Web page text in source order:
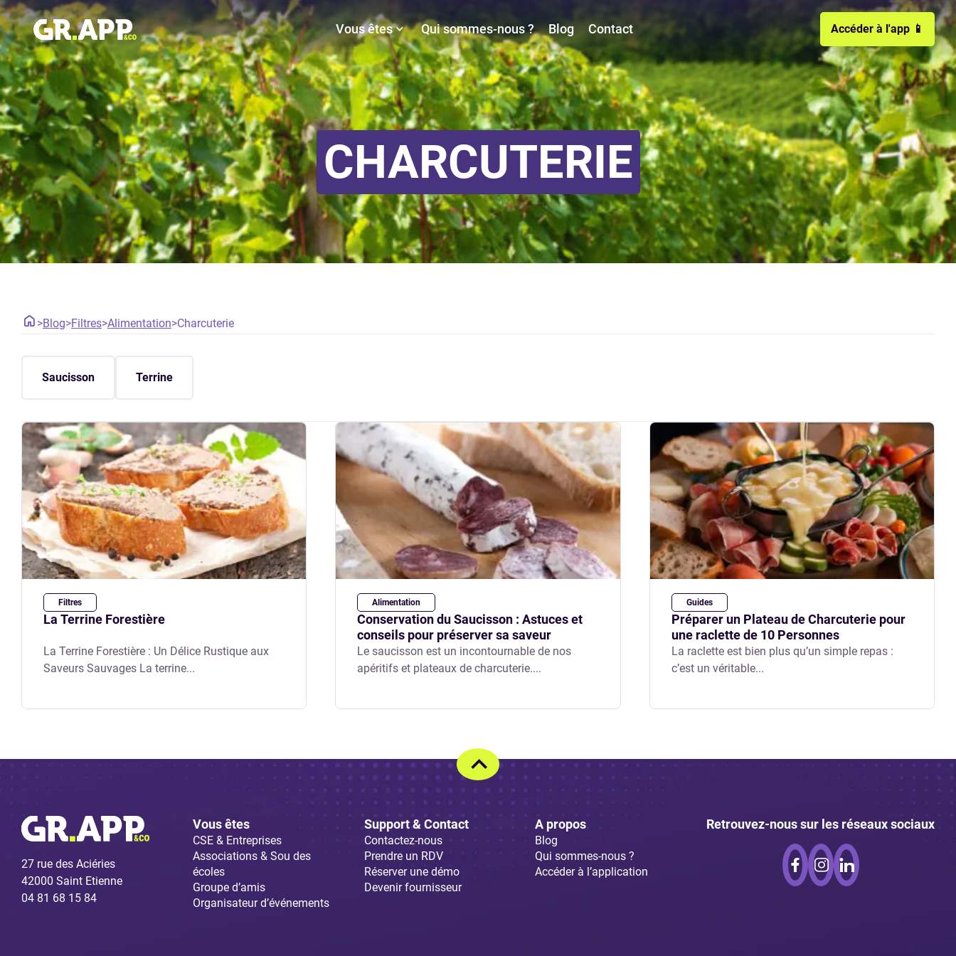
Vous êtes
🏢 CSE & Entreprises
Augmentez le pouvoir d'achat de vous et vos
🫶🏼 Associations & collectivités
La solution pour faire prospérer votre
association et ses membres
Qui sommes-nous ? Blog Contact Accéder à l'app 📱
CHARCUTERIE
>Blog>Filtres>Alimentation>Charcuterie
Saucisson Terrine
Filtres
La Terrine Forestière
La Terrine Forestière : Un Délice Rustique aux
Saveurs Sauvages La terrine...
Alimentation
Conservation du Saucisson : Astuces et
conseils pour préserver sa saveur
Le saucisson est un incontournable de nos
apéritifs et plateaux de charcuterie....
Guides
Préparer un Plateau de Charcuterie pour
une raclette de 10 Personnes
La raclette est bien plus qu’un simple repas :
c’est un véritable...
27 rue des Aciéries
42000 Saint Etienne
04 81 68 15 84
Vous êtes
CSE & Entreprises
Associations & Sou des
écoles
Groupe d’amis
Organisateur d’événements
Support & Contact
Contactez-nous
Prendre un RDV
Réserver une démo
Devenir fournisseur
A propos
Blog
Qui sommes-nous ?
Accéder à l’application
Retrouvez-nous sur les réseaux sociaux